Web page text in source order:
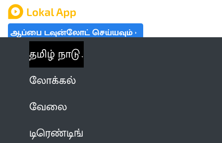
ஆப்பை டவுன்லோட் செய்யவும்
தமிழ் நாடு
லோக்கல்
வேலை
டிரெண்டிங்